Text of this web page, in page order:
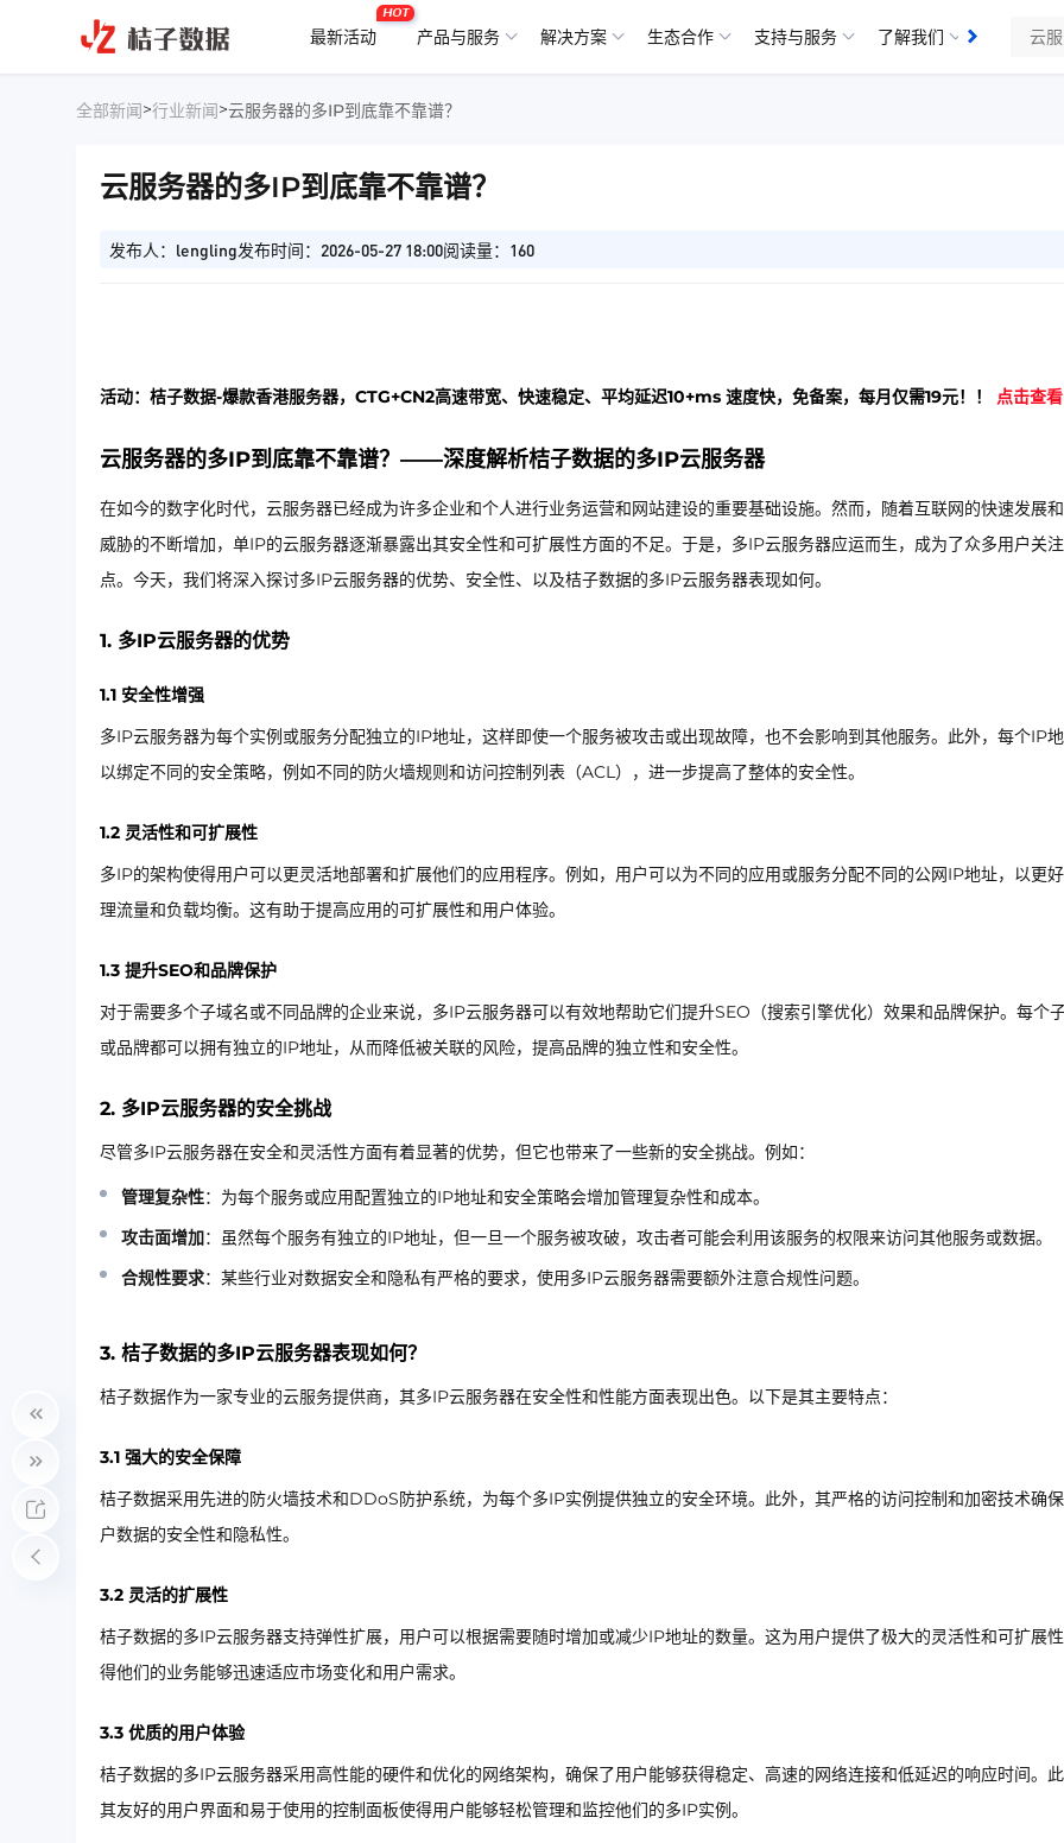
最新活动
HOT
产品与服务 解决方案 生态合作 支持与服务 了解我们 知识库
全部新闻>行业新闻>云服务器的多IP到底靠不靠谱？
云服务器的多IP到底靠不靠谱？
发布人：lengling发布时间：2026-05-27 18:00阅读量：160
活动：桔子数据-爆款香港服务器，CTG+CN2高速带宽、快速稳定、平均延迟10+ms 速度快，免备案，每月仅需19元！！ 点击查看
云服务器的多IP到底靠不靠谱？——深度解析桔子数据的多IP云服务器
在如今的数字化时代，云服务器已经成为许多企业和个人进行业务运营和网站建设的重要基础设施。然而，随着互联网的快速发展
威胁的不断增加，单IP的云服务器逐渐暴露出其安全性和可扩展性方面的不足。于是，多IP云服务器应运而生，成为了众多用户关
点。今天，我们将深入探讨多IP云服务器的优势、安全性、以及桔子数据的多IP云服务器表现如何。
1. 多IP云服务器的优势
1.1 安全性增强
多IP云服务器为每个实例或服务分配独立的IP地址，这样即使一个服务被攻击或出现故障，也不会影响到其他服务。此外，每个IP
以绑定不同的安全策略，例如不同的防火墙规则和访问控制列表（ACL），进一步提高了整体的安全性。
1.2 灵活性和可扩展性
多IP的架构使得用户可以更灵活地部署和扩展他们的应用程序。例如，用户可以为不同的应用或服务分配不同的公网IP地址，以更
理流量和负载均衡。这有助于提高应用的可扩展性和用户体验。
1.3 提升SEO和品牌保护
对于需要多个子域名或不同品牌的企业来说，多IP云服务器可以有效地帮助它们提升SEO（搜索引擎优化）效果和品牌保护。每个
或品牌都可以拥有独立的IP地址，从而降低被关联的风险，提高品牌的独立性和安全性。
2. 多IP云服务器的安全挑战
尽管多IP云服务器在安全和灵活性方面有着显著的优势，但它也带来了一些新的安全挑战。例如：
管理复杂性：为每个服务或应用配置独立的IP地址和安全策略会增加管理复杂性和成本。
攻击面增加：虽然每个服务有独立的IP地址，但一旦一个服务被攻破，攻击者可能会利用该服务的权限来访问其他服务或数据。
合规性要求：某些行业对数据安全和隐私有严格的要求，使用多IP云服务器需要额外注意合规性问题。
3. 桔子数据的多IP云服务器表现如何？
桔子数据作为一家专业的云服务提供商，其多IP云服务器在安全性和性能方面表现出色。以下是其主要特点：
3.1 强大的安全保障
桔子数据采用先进的防火墙技术和DDoS防护系统，为每个多IP实例提供独立的安全环境。此外，其严格的访问控制和加密技术确
户数据的安全性和隐私性。
3.2 灵活的扩展性
桔子数据的多IP云服务器支持弹性扩展，用户可以根据需要随时增加或减少IP地址的数量。这为用户提供了极大的灵活性和可扩展
得他们的业务能够迅速适应市场变化和用户需求。
3.3 优质的用户体验
桔子数据的多IP云服务器采用高性能的硬件和优化的网络架构，确保了用户能够获得稳定、高速的网络连接和低延迟的响应时间。
其友好的用户界面和易于使用的控制面板使得用户能够轻松管理和监控他们的多IP实例。